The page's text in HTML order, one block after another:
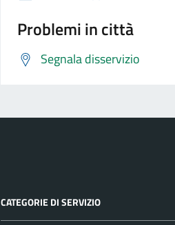
Problemi in città
Segnala disservizio
CATEGORIE DI SERVIZIO